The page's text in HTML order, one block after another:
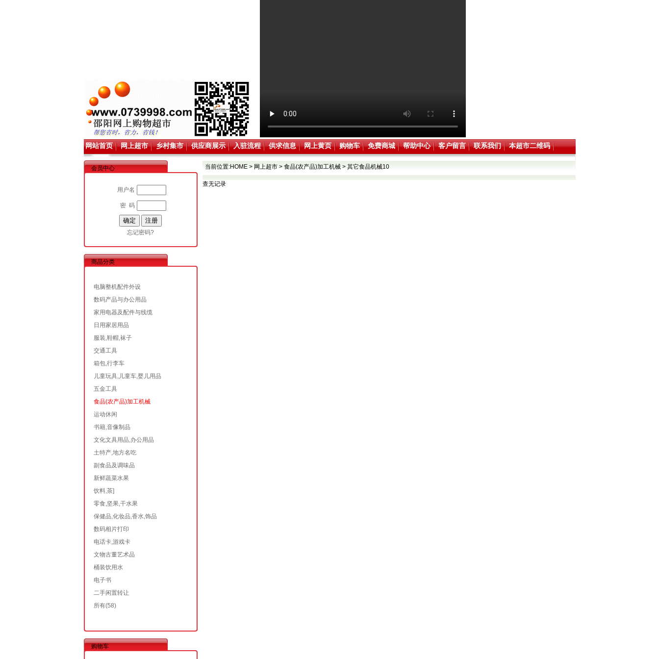
网站首页 网上超市 乡村集市 供应商展示 入驻流程 供求信息 网上黄页 购物车 免费商城 帮助中心 客户留言 联系我们 本超市二维码
会员中心
用户名
密 码
忘记密码?
商品分类
电脑整机配件外设
数码产品与办公用品
家用电器及配件与线缆
日用家居用品
服装,鞋帽,袜子
交通工具
箱包,行李车
儿童玩具,儿童车,婴儿用品
五金工具
食品(农产品)加工机械
运动休闲
书籍,音像制品
文化文具用品,办公用品
土特产,地方名吃
副食品及调味品
新鲜蔬菜水果
饮料,茶]
零食,坚果,干水果
保健品,化妆品,香水,饰品
数码相片打印
电话卡,游戏卡
文物古董艺术品
桶装饮用水
电子书
二手闲置转让
所有(58)
购物车
当前位置:HOME> 网上超市> 食品(农产品)加工机械> 其它食品机械10
查无记录